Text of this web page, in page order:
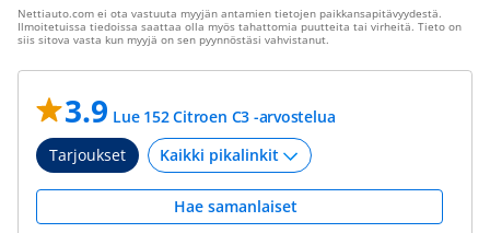
Nettiauto.com ei ota vastuuta myyjän antamien tietojen paikkansapitävyydestä.
Ilmoitetuissa tiedoissa saattaa olla myös tahattomia puutteita tai virheitä. Tieto on
siis sitova vasta kun myyjä on sen pyynnöstäsi vahvistanut.
3.9 Lue 152 Citroen C3 -arvostelua
Tarjoukset
Hae samanlaiset